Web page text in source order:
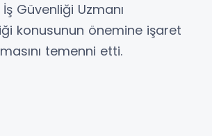
Güvenliği Uzmanı
konusunun önemine işaret
temenni etti.